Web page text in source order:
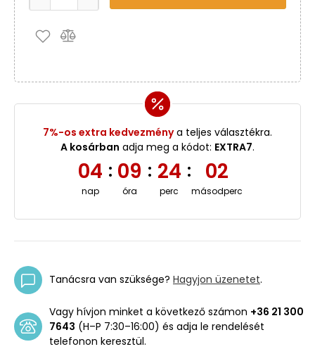
7%-os extra kedvezménya teljes választékra.
A kosárban adja meg a kódot: EXTRA7.
04
nap
: 09
óra
: 24
perc
: 02
másodperc
Tanácsra van szüksége? Hagyjon üzenetet.
Vagy hívjon minket a következő számon +36 21 300
7643 (H–P 7:30–16:00) és adja le rendelését
telefonon keresztül.